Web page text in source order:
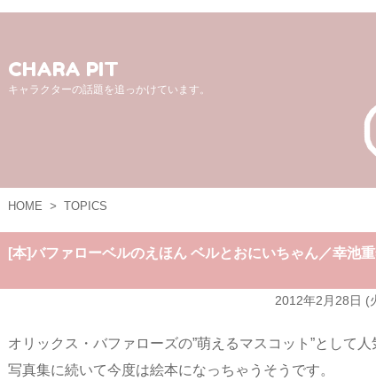
CHARA PIT
キャラクターの話題を追っかけています。
HOME > TOPICS
[本]バファローベルのえほん ベルとおにいちゃん／幸池
2012年2月28日 (
オリックス・バファローズの”萌えるマスコット”として人
写真集に続いて今度は絵本になっちゃうそうです。